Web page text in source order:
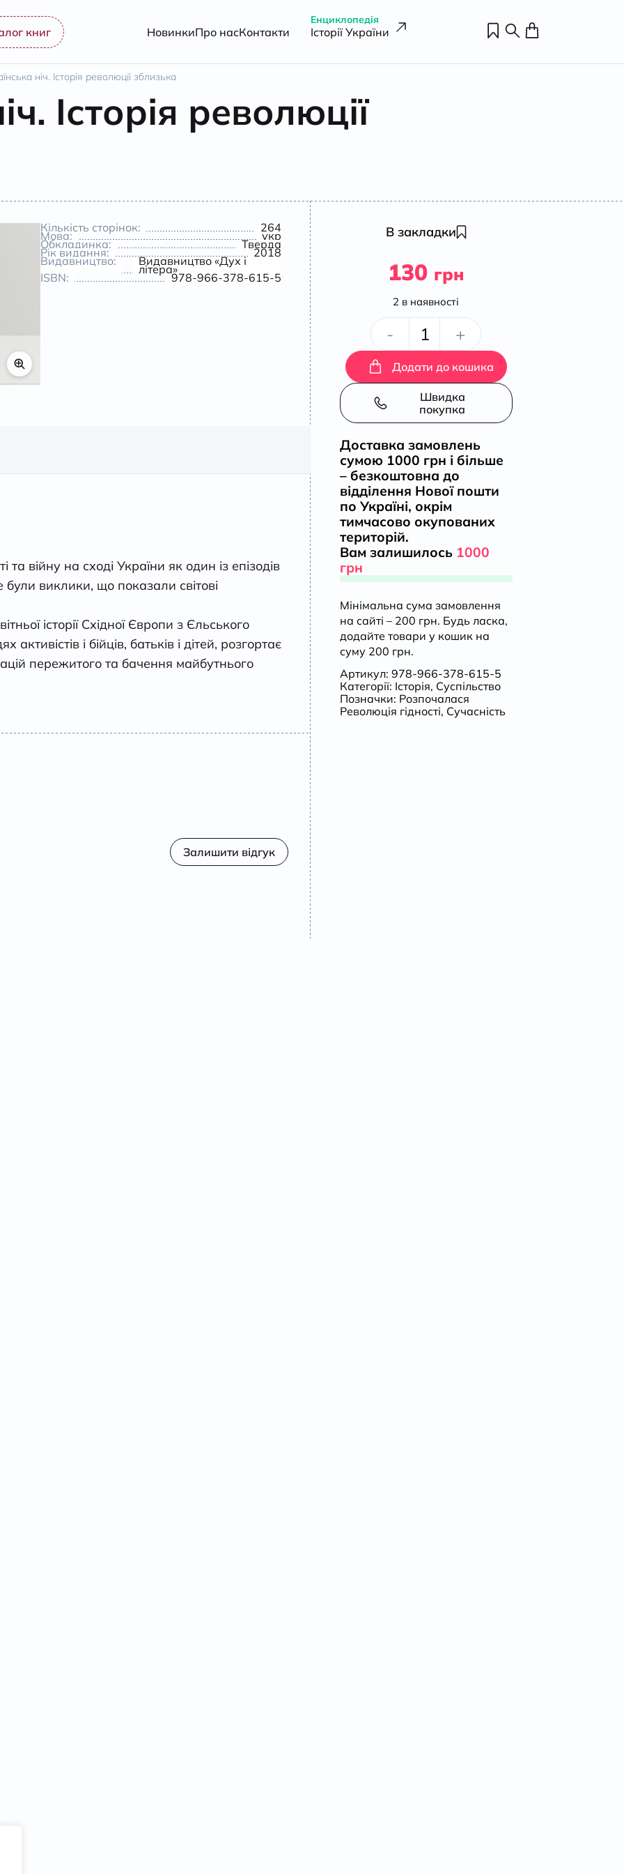
книг НовинкиПро насКонтакти
Енциклопедія
Історії України
ніч. Історія революції зблизька
Історія революції
Кількість сторінок: 264
Мова: укр
Обкладинка: Тверда
Рік видання: 2018
Видавництво: Видавництво «Дух і
літера»
ISBN: 978-966-378-615-5
війну на сході України як один із епізодів
були виклики, що показали світові
історії Східної Європи з Єльського
і бійців, батьків і дітей, розгортає
пережитого та бачення майбутнього
Залишити відгук
В закладки
130 грн
2 в наявності
-
Українська
ніч.
Історія
зблизька
кількість
+
Додати до кошика
Швидка
покупка
Доставка замовлень
сумою 1000 грн і більше
– безкоштовна до
відділення Нової пошти
по Україні, окрім
тимчасово окупованих
територій.
Вам залишилось 1000
грн
Мінімальна сума замовлення
на сайті – 200 грн. Будь ласка,
додайте товари у кошик на
суму 200 грн.
Артикул: 978-966-378-615-5
Категорії: Історія, Суспільство
Позначки: Розпочалася
Революція гідності, Сучасність